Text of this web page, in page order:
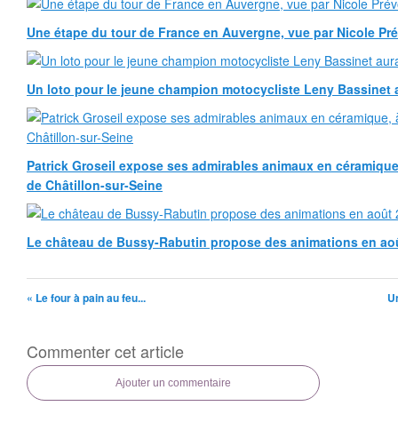
Une étape du tour de France en Auvergne, vue par Nicole
Un loto pour le jeune champion motocycliste Leny Bassinet
Patrick Groseil expose ses admirables animaux en
de Châtillon-sur-Seine
Le château de Bussy-Rabutin propose des animations en
« Le four à pain au feu...
Commenter cet article
Ajouter un commentaire